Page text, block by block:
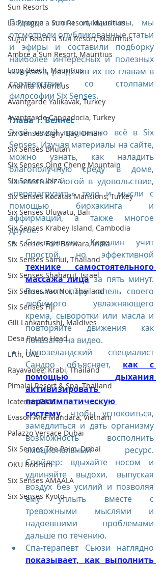
Sun Resorts
La Pirogue a Sun Resort, Mauritius
Sugar Beach a Sun Resort, Mauritius
Ambre a Sun Resort, Mauritius
Long Beach, Mauritius
Anahita Mauritius
Avantgarde Yalıkavak, Turkey
Avantgarde Cappadocia, Turkey
Six Senses Zighy Bay, Oman
Six Senses Bhutan
Six Senses Qing Cheng Mountain
Six Senses Ibiza
Six Senses Kocatas Mansions, Turkey
Six Senses Uluwatu, Bali
Six Senses Krabey Island, Cambodia
Six Senses Fort Barwara, India
Six Senses Samui, Thailand
Six Senses Shaharut, Israel
Six Senses Yao Noi, Thailand
Six Senses Fiji
Gili Lankanfushi, Maldives
Desa Potato Head
Erth, UAE
Rayavadee, Krabi, Thailand
Pimalai Resort & Spa, Thailand
Icaterina DMC
Evason Ana Mandara, Vietnam
Palazzo Versace Dubai
Six Senses The Palm, Dubai
OKU Bodrum
Six Senses AMAALA
Six Senses Kyoto
Подводя итоги инициативы, мы
отсмотрели опубликованные статьи
и эфиры и составили подборку
наиболее интересных и полезных
выпусков, разделив их по главам в
соответствии со столпами
философии Six Senses.
Глава 1: Велнес
Этой темой пронизано всё в Six
Senses. Изучая материалы на сайте,
можно узнать, как наладить
благополучную среду в доме,
заниматься йогой в удовольствие,
«перезагрузить» тело и мысли с
помощью биохакинга и
аффирмаций, а также многое
другое.
Спа-терапевт Каролин учит
технике самостоятельного
массажа лица за пять минут.
Возьмите пару капель своего
любимого увлажняющего
крема, сыворотки или масла и
повторяйте движения как
показано на видео.
Новозеландский специалист
Сандро объясняет, как с
помощью дыхания
активизировать
парасимпатическую
систему, чтобы успокоиться,
замедлиться и дать организму
возможность восполнить
эмоциональный ресурс.
Спойлер: вдыхайте носом и
удлиняйте выдохи, выпуская
воздух без усилий и позволяя
ему уплыть вместе с
тревожными мыслями и
надоевшими проблемами
дальше по течению.
показывает, как выполнить